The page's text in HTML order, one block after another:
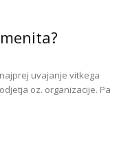
uvajanje vitkega
oz. organizacije. Pa